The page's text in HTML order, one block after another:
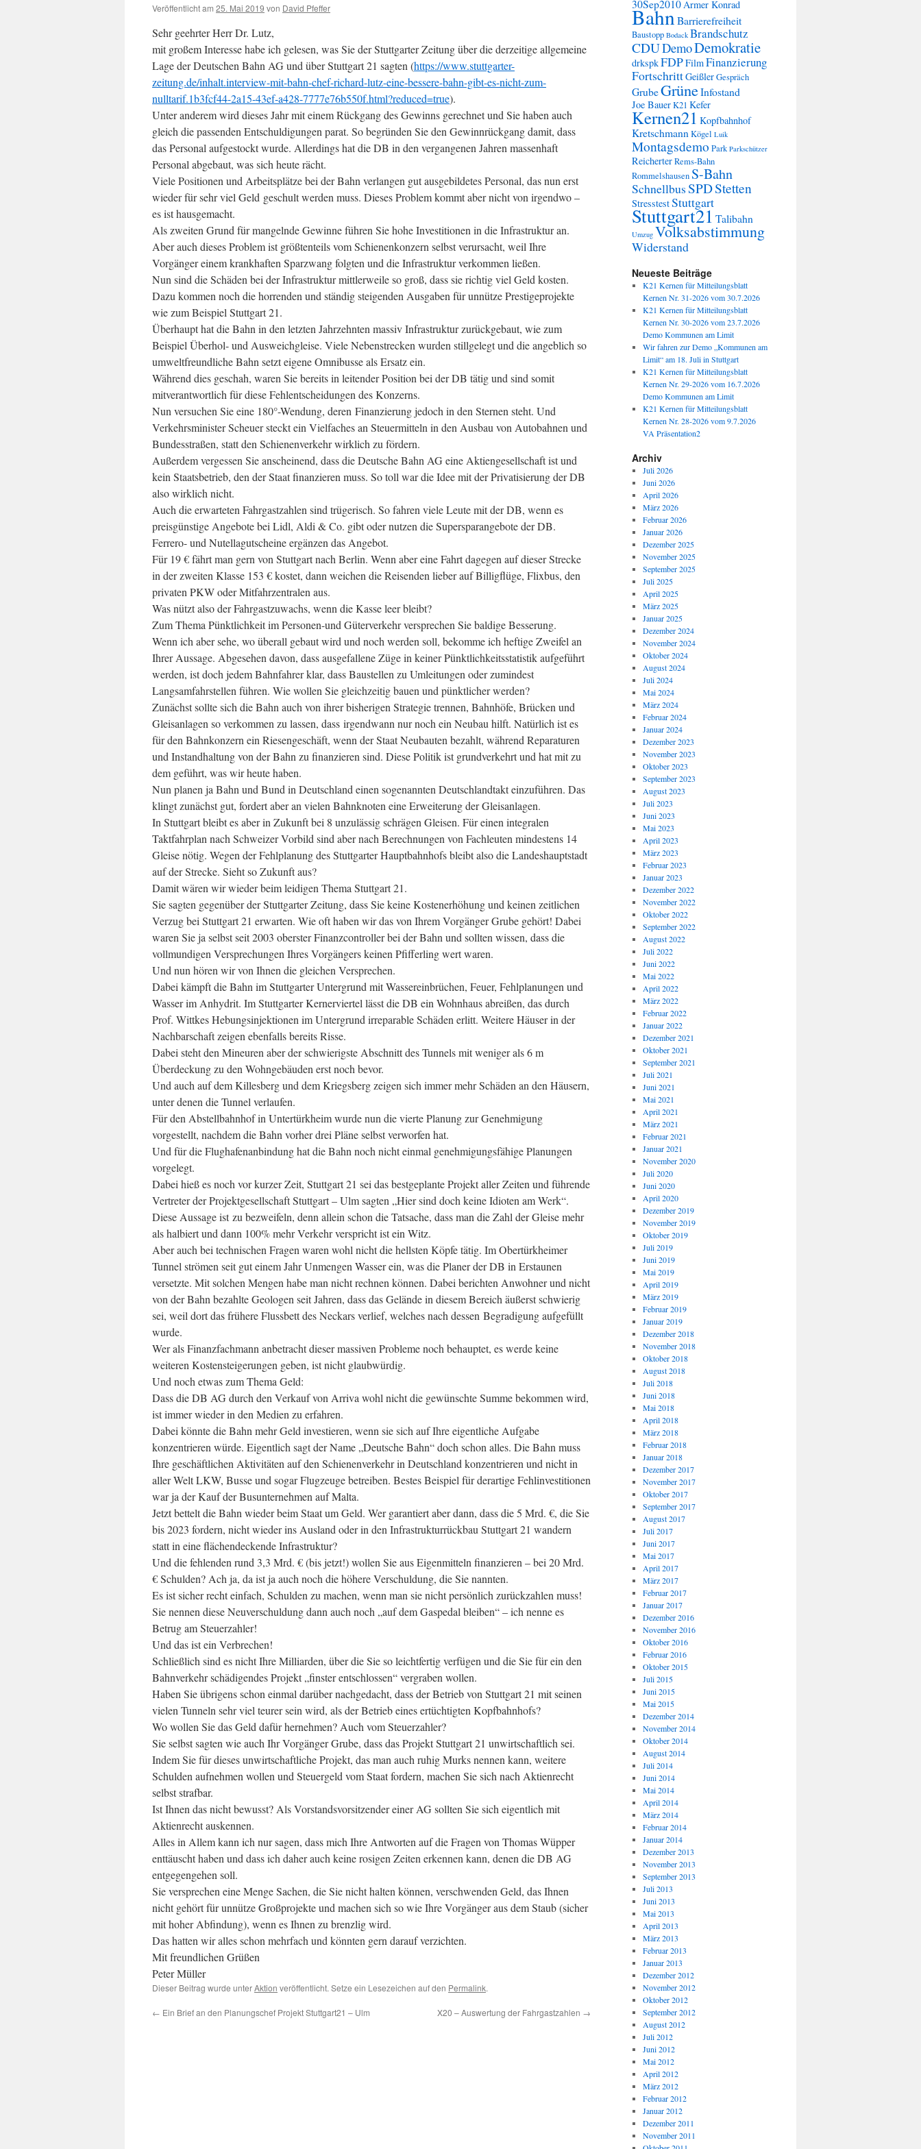
Veröffentlicht am 25. Mai 2019 von David Pfeffer
Sehr geehrter Herr Dr. Lutz,
mit großem Interesse habe ich gelesen, was Sie der Stuttgarter Zeitung über die derzeitige allgemeine
Lage der Deutschen Bahn AG und über Stuttgart 21 sagten (https://www.stuttgarter-
zeitung.de/inhalt.interview-mit-bahn-chef-richard-lutz-eine-bessere-bahn-gibt-es-nicht-zum-
nulltarif.1b3fcf44-2a15-43ef-a428-7777e76b550f.html?reduced=true).
Unter anderem wird dieses Jahr mit einem Rückgang des Gewinns gerechnet und Sie haben auch
gleich die passenden Entschuldigungen parat. So begründen Sie den Gewinnrückgang damit, dass
das Personal aufgestockt wurde. Allerdings hat die DB in den vergangenen Jahren massenhaft
Personal abgebaut, was sich heute rächt.
Viele Positionen und Arbeitsplätze bei der Bahn verlangen gut ausgebildetes Personal, das nun erst
wieder für sehr viel Geld geschult werden muss. Dieses Problem kommt aber nicht von irgendwo –
es ist hausgemacht.
Als zweiten Grund für mangelnde Gewinne führen Sie hohe Investitionen in die Infrastruktur an.
Aber auch dieses Problem ist größtenteils vom Schienenkonzern selbst verursacht, weil Ihre
Vorgänger einem krankhaften Sparzwang folgten und die Infrastruktur verkommen ließen.
Nun sind die Schäden bei der Infrastruktur mittlerweile so groß, dass sie richtig viel Geld kosten.
Dazu kommen noch die horrenden und ständig steigenden Ausgaben für unnütze Prestigeprojekte
wie zum Beispiel Stuttgart 21.
Überhaupt hat die Bahn in den letzten Jahrzehnten massiv Infrastruktur zurückgebaut, wie zum
Beispiel Überhol- und Ausweichgleise. Viele Nebenstrecken wurden stillgelegt und die angeblich so
umweltfreundliche Bahn setzt eigene Omnibusse als Ersatz ein.
Während dies geschah, waren Sie bereits in leitender Position bei der DB tätig und sind somit
mitverantwortlich für diese Fehlentscheidungen des Konzerns.
Nun versuchen Sie eine 180°-Wendung, deren Finanzierung jedoch in den Sternen steht. Und
Verkehrsminister Scheuer steckt ein Vielfaches an Steuermitteln in den Ausbau von Autobahnen und
Bundesstraßen, statt den Schienenverkehr wirklich zu fördern.
Außerdem vergessen Sie anscheinend, dass die Deutsche Bahn AG eine Aktiengesellschaft ist und
kein Staatsbetrieb, den der Staat finanzieren muss. So toll war die Idee mit der Privatisierung der DB
also wirklich nicht.
Auch die erwarteten Fahrgastzahlen sind trügerisch. So fahren viele Leute mit der DB, wenn es
preisgünstige Angebote bei Lidl, Aldi & Co. gibt oder nutzen die Supersparangebote der DB.
Ferrero- und Nutellagutscheine ergänzen das Angebot.
Für 19 € fährt man gern von Stuttgart nach Berlin. Wenn aber eine Fahrt dagegen auf dieser Strecke
in der zweiten Klasse 153 € kostet, dann weichen die Reisenden lieber auf Billigflüge, Flixbus, den
privaten PKW oder Mitfahrzentralen aus.
Was nützt also der Fahrgastzuwachs, wenn die Kasse leer bleibt?
Zum Thema Pünktlichkeit im Personen-und Güterverkehr versprechen Sie baldige Besserung.
Wenn ich aber sehe, wo überall gebaut wird und noch werden soll, bekomme ich heftige Zweifel an
Ihrer Aussage. Abgesehen davon, dass ausgefallene Züge in keiner Pünktlichkeitsstatistik aufgeführt
werden, ist doch jedem Bahnfahrer klar, dass Baustellen zu Umleitungen oder zumindest
Langsamfahrstellen führen. Wie wollen Sie gleichzeitig bauen und pünktlicher werden?
Zunächst sollte sich die Bahn auch von ihrer bisherigen Strategie trennen, Bahnhöfe, Brücken und
Gleisanlagen so verkommen zu lassen, dass irgendwann nur noch ein Neubau hilft. Natürlich ist es
für den Bahnkonzern ein Riesengeschäft, wenn der Staat Neubauten bezahlt, während Reparaturen
und Instandhaltung von der Bahn zu finanzieren sind. Diese Politik ist grundverkehrt und hat mit zu
dem geführt, was wir heute haben.
Nun planen ja Bahn und Bund in Deutschland einen sogenannten Deutschlandtakt einzuführen. Das
klingt zunächst gut, fordert aber an vielen Bahnknoten eine Erweiterung der Gleisanlagen.
In Stuttgart bleibt es aber in Zukunft bei 8 unzulässig schrägen Gleisen. Für einen integralen
Taktfahrplan nach Schweizer Vorbild sind aber nach Berechnungen von Fachleuten mindestens 14
Gleise nötig. Wegen der Fehlplanung des Stuttgarter Hauptbahnhofs bleibt also die Landeshauptstadt
auf der Strecke. Sieht so Zukunft aus?
Damit wären wir wieder beim leidigen Thema Stuttgart 21.
Sie sagten gegenüber der Stuttgarter Zeitung, dass Sie keine Kostenerhöhung und keinen zeitlichen
Verzug bei Stuttgart 21 erwarten. Wie oft haben wir das von Ihrem Vorgänger Grube gehört! Dabei
waren Sie ja selbst seit 2003 oberster Finanzcontroller bei der Bahn und sollten wissen, dass die
vollmundigen Versprechungen Ihres Vorgängers keinen Pfifferling wert waren.
Und nun hören wir von Ihnen die gleichen Versprechen.
Dabei kämpft die Bahn im Stuttgarter Untergrund mit Wassereinbrüchen, Feuer, Fehlplanungen und
Wasser im Anhydrit. Im Stuttgarter Kernerviertel lässt die DB ein Wohnhaus abreißen, das durch
Prof. Wittkes Hebungsinjektionen im Untergrund irreparable Schäden erlitt. Weitere Häuser in der
Nachbarschaft zeigen ebenfalls bereits Risse.
Dabei steht den Mineuren aber der schwierigste Abschnitt des Tunnels mit weniger als 6 m
Überdeckung zu den Wohngebäuden erst noch bevor.
Und auch auf dem Killesberg und dem Kriegsberg zeigen sich immer mehr Schäden an den Häusern,
unter denen die Tunnel verlaufen.
Für den Abstellbahnhof in Untertürkheim wurde nun die vierte Planung zur Genehmigung
vorgestellt, nachdem die Bahn vorher drei Pläne selbst verworfen hat.
Und für die Flughafenanbindung hat die Bahn noch nicht einmal genehmigungsfähige Planungen
vorgelegt.
Dabei hieß es noch vor kurzer Zeit, Stuttgart 21 sei das bestgeplante Projekt aller Zeiten und führende
Vertreter der Projektgesellschaft Stuttgart – Ulm sagten „Hier sind doch keine Idioten am Werk“.
Diese Aussage ist zu bezweifeln, denn allein schon die Tatsache, dass man die Zahl der Gleise mehr
als halbiert und dann 100% mehr Verkehr verspricht ist ein Witz.
Aber auch bei technischen Fragen waren wohl nicht die hellsten Köpfe tätig. Im Obertürkheimer
Tunnel strömen seit gut einem Jahr Unmengen Wasser ein, was die Planer der DB in Erstaunen
versetzte. Mit solchen Mengen habe man nicht rechnen können. Dabei berichten Anwohner und nicht
von der Bahn bezahlte Geologen seit Jahren, dass das Gelände in diesem Bereich äußerst schwierig
sei, weil dort das frühere Flussbett des Neckars verlief, welches nach dessen Begradigung aufgefüllt
wurde.
Wer als Finanzfachmann anbetracht dieser massiven Probleme noch behauptet, es werde keine
weiteren Kostensteigerungen geben, ist nicht glaubwürdig.
Und noch etwas zum Thema Geld:
Dass die DB AG durch den Verkauf von Arriva wohl nicht die gewünschte Summe bekommen wird,
ist immer wieder in den Medien zu erfahren.
Dabei könnte die Bahn mehr Geld investieren, wenn sie sich auf Ihre eigentliche Aufgabe
konzentrieren würde. Eigentlich sagt der Name „Deutsche Bahn“ doch schon alles. Die Bahn muss
Ihre geschäftlichen Aktivitäten auf den Schienenverkehr in Deutschland konzentrieren und nicht in
aller Welt LKW, Busse und sogar Flugzeuge betreiben. Bestes Beispiel für derartige Fehlinvestitionen
war ja der Kauf der Busunternehmen auf Malta.
Jetzt bettelt die Bahn wieder beim Staat um Geld. Wer garantiert aber dann, dass die 5 Mrd. €, die Sie
bis 2023 fordern, nicht wieder ins Ausland oder in den Infrastrukturrückbau Stuttgart 21 wandern
statt in eine flächendeckende Infrastruktur?
Und die fehlenden rund 3,3 Mrd. € (bis jetzt!) wollen Sie aus Eigenmitteln finanzieren – bei 20 Mrd.
€ Schulden? Ach ja, da ist ja auch noch die höhere Verschuldung, die Sie nannten.
Es ist sicher recht einfach, Schulden zu machen, wenn man sie nicht persönlich zurückzahlen muss!
Sie nennen diese Neuverschuldung dann auch noch „auf dem Gaspedal bleiben“ – ich nenne es
Betrug am Steuerzahler!
Und das ist ein Verbrechen!
Schließlich sind es nicht Ihre Milliarden, über die Sie so leichtfertig verfügen und die Sie für ein den
Bahnverkehr schädigendes Projekt „finster entschlossen“ vergraben wollen.
Haben Sie übrigens schon einmal darüber nachgedacht, dass der Betrieb von Stuttgart 21 mit seinen
vielen Tunneln sehr viel teurer sein wird, als der Betrieb eines ertüchtigten Kopfbahnhofs?
Wo wollen Sie das Geld dafür hernehmen? Auch vom Steuerzahler?
Sie selbst sagten wie auch Ihr Vorgänger Grube, dass das Projekt Stuttgart 21 unwirtschaftlich sei.
Indem Sie für dieses unwirtschaftliche Projekt, das man auch ruhig Murks nennen kann, weitere
Schulden aufnehmen wollen und Steuergeld vom Staat fordern, machen Sie sich nach Aktienrecht
selbst strafbar.
Ist Ihnen das nicht bewusst? Als Vorstandsvorsitzender einer AG sollten Sie sich eigentlich mit
Aktienrecht auskennen.
Alles in Allem kann ich nur sagen, dass mich Ihre Antworten auf die Fragen von Thomas Wüpper
enttäuscht haben und dass ich daher auch keine rosigen Zeiten erkennen kann, denen die DB AG
entgegengehen soll.
Sie versprechen eine Menge Sachen, die Sie nicht halten können, verschwenden Geld, das Ihnen
nicht gehört für unnütze Großprojekte und machen sich so wie Ihre Vorgänger aus dem Staub (sicher
mit hoher Abfindung), wenn es Ihnen zu brenzlig wird.
Das hatten wir alles schon mehrfach und könnten gern darauf verzichten.
Mit freundlichen Grüßen
Peter Müller
Dieser Beitrag wurde unterAktion veröffentlicht. Setze ein Lesezeichen auf den Permalink.
← Ein Brief an den Planungschef Projekt Stuttgart21 – Ulm X20 – Auswertung der Fahrgastzahlen →
30Sep2010Armer Konrad
BahnBarrierefreiheit
Baustopp Bodack Brandschutz
CDUDemoDemokratie
drkspkFDPFilmFinanzierung
FortschrittGeißlerGespräch
GrubeGrüneInfostand
Joe BauerK21 Kefer
Kernen21 Kopfbahnhof
Kretschmann Kögel Luik
Montagsdemo Park Parkschützer
ReicherterRems-Bahn
Rommelshausen S-Bahn
SchnellbusSPDStetten
StresstestStuttgart
Stuttgart21 Talibahn
Umzug Volksabstimmung
Widerstand
Neueste Beiträge
K21 Kernen für Mitteilungsblatt
Kernen Nr. 31-2026 vom 30.7.2026
K21 Kernen für Mitteilungsblatt
Kernen Nr. 30-2026 vom 23.7.2026
Demo Kommunen am Limit
Wir fahren zur Demo „Kommunen am
Limit“ am 18. Juli in Stuttgart
K21 Kernen für Mitteilungsblatt
Kernen Nr. 29-2026 vom 16.7.2026
Demo Kommunen am Limit
K21 Kernen für Mitteilungsblatt
Kernen Nr. 28-2026 vom 9.7.2026
VA Präsentation2
Archiv
Juli 2026
Juni 2026
April 2026
März 2026
Februar 2026
Januar 2026
Dezember 2025
November 2025
September 2025
Juli 2025
April 2025
März 2025
Januar 2025
Dezember 2024
November 2024
Oktober 2024
August 2024
Juli 2024
Mai 2024
März 2024
Februar 2024
Januar 2024
Dezember 2023
November 2023
Oktober 2023
September 2023
August 2023
Juli 2023
Juni 2023
Mai 2023
April 2023
März 2023
Februar 2023
Januar 2023
Dezember 2022
November 2022
Oktober 2022
September 2022
August 2022
Juli 2022
Juni 2022
Mai 2022
April 2022
März 2022
Februar 2022
Januar 2022
Dezember 2021
Oktober 2021
September 2021
Juli 2021
Juni 2021
Mai 2021
April 2021
März 2021
Februar 2021
Januar 2021
November 2020
Juli 2020
Juni 2020
April 2020
Dezember 2019
November 2019
Oktober 2019
Juli 2019
Juni 2019
Mai 2019
April 2019
März 2019
Februar 2019
Januar 2019
Dezember 2018
November 2018
Oktober 2018
August 2018
Juli 2018
Juni 2018
Mai 2018
April 2018
März 2018
Februar 2018
Januar 2018
Dezember 2017
November 2017
Oktober 2017
September 2017
August 2017
Juli 2017
Juni 2017
Mai 2017
April 2017
März 2017
Februar 2017
Januar 2017
Dezember 2016
November 2016
Oktober 2016
Februar 2016
Oktober 2015
Juli 2015
Juni 2015
Mai 2015
Dezember 2014
November 2014
Oktober 2014
August 2014
Juli 2014
Juni 2014
Mai 2014
April 2014
März 2014
Februar 2014
Januar 2014
Dezember 2013
November 2013
September 2013
Juli 2013
Juni 2013
Mai 2013
April 2013
März 2013
Februar 2013
Januar 2013
Dezember 2012
November 2012
Oktober 2012
September 2012
August 2012
Juli 2012
Juni 2012
Mai 2012
April 2012
März 2012
Februar 2012
Januar 2012
Dezember 2011
November 2011